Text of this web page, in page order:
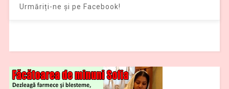
Urmăriți-ne și pe Facebook!